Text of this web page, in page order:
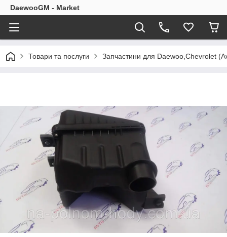
DaewooGM - Market
Товари та послуги Запчастини для Daewoo,Chevrolet